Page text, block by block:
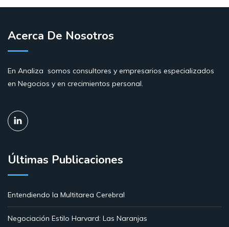
Acerca De Nosotros
En Analiza somos consultores y empresarios especializados
en Negocios y en crecimientos personal.
Últimas Publicaciones
Entendiendo la Multitarea Cerebral
Negociación Estilo Harvard: Las Naranjas